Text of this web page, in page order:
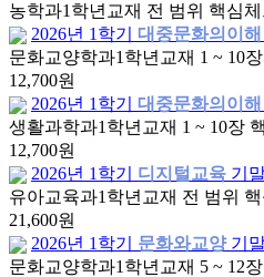
농학과1학년 교재 전 범위 핵심
2026년 1학기
대중문화의이해
문화교양학과1학년 교재 1 ~ 10
12,700원
2026년 1학기
대중문화의이해
생활과학과1학년 교재 1 ~ 10장
12,700원
2026년 1학기
디지털교육 기
유아교육과1학년 교재 전 범위
21,600원
2026년 1학기
문화와교양 기
문화교양학과1학년 교재 5 ~ 12